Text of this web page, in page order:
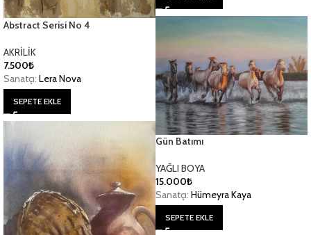
Abstract Serisi No 4
AKRİLİK
7.500₺
Sanatçı: Lera Nova
SEPETE EKLE
Gün Batımı
YAĞLI BOYA
15.000₺
Sanatçı: Hümeyra Kaya
SEPETE EKLE